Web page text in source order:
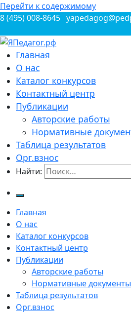
Перейти к содержимому
8 (495) 008-8645
ЯПедагог.рф
Всероссийские конкурсы для
Главная
О нас
Каталог конкурсов
Контактный центр
Публикации
Авторские работы
Нормативные
Таблица результатов
Орг.взнос
Найти:
Главная
О нас
Каталог конкурсов
Контактный центр
Публикации
Авторские работы
Нормативные документы
Таблица результатов
Орг.взнос